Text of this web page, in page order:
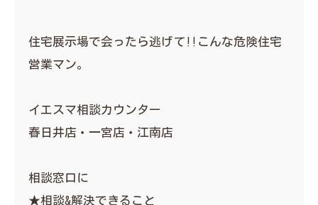
住宅展示場で会ったら逃げて‼︎こんな危険住宅
営業マン。
イエスマ相談カウンター
春日井店・一宮店・江南店
相談窓口に
★相談&解決できること